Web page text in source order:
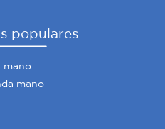
populares
mano
mano